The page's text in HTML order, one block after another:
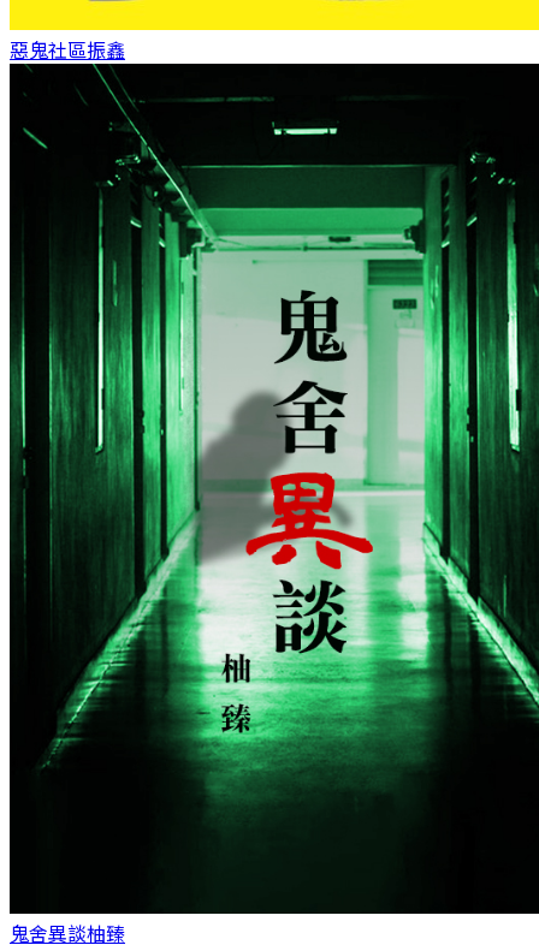
惡鬼社區振鑫
鬼舍異談柚臻